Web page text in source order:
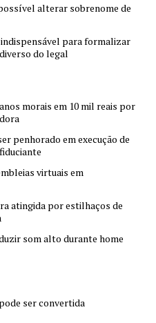
alterar sobrenome de
para formalizar
do legal
morais em 10 mil reais por
penhorado em execução de
virtuais em
atingida por estilhaços de
som alto durante home
ser convertida